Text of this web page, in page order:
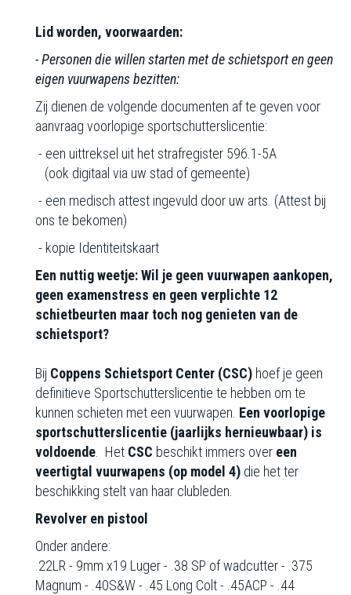
Lid worden, voorwaarden:
- Personen die willen starten met de schietsport en geen
eigen vuurwapens bezitten:
Zij dienen de volgende documenten af te geven voor
aanvraag voorlopige sportschutterslicentie:
- een uittreksel uit het strafregister 596.1-5A
(ook digitaal via uw stad of gemeente)
- een medisch attest ingevuld door uw arts. (Attest bij
ons te bekomen)
- kopie Identiteitskaart
Een nuttig weetje: Wil je geen vuurwapen aankopen,
geen examenstress en geen verplichte 12
schietbeurten maar toch nog genieten van de
schietsport?
Bij Coppens Schietsport Center (CSC) hoef je geen
definitieve Sportschutterslicentie te hebben om te
kunnen schieten met een vuurwapen. Een voorlopige
sportschutterslicentie (jaarlijks hernieuwbaar) is
voldoende . Het CSC beschikt immers over een
veertigtal vuurwapens (op model 4) die het ter
beschikking stelt van haar clubleden.
Revolver en pistool
Onder andere:
.22LR - 9mm x19 Luger - .38 SP of wadcutter - .375
Magnum - .40S&W - .45 Long Colt - .45ACP - .44